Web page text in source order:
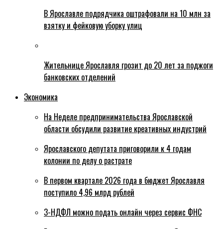
В Ярославле подрядчика оштрафовали на 10 млн за
взятку и фейковую уборку улиц
Жительнице Ярославля грозит до 20 лет за поджоги
банковских отделений
Экономика
На Неделе предпринимательства Ярославской
области обсудили развитие креативных индустрий
Ярославского депутата приговорили к 4 годам
колонии по делу о растрате
В первом квартале 2026 года в бюджет Ярославля
поступило 4,96 млрд рублей
3-НДФЛ можно подать онлайн через сервис ФНС